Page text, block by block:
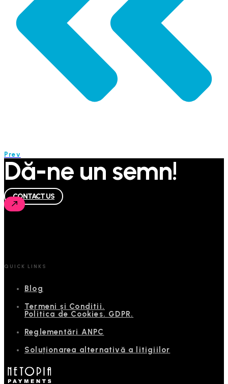
Prev
Dă-ne un semn!
CONTACT US
QUICK LINKS
Blog
Termeni și Conditii.
Politica de Cookies. GDPR.
Reglementări ANPC
Soluționarea alternativă a litigiilor